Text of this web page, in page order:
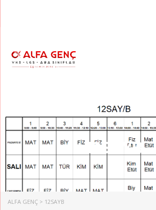
12SAYB
ALFA GENÇ > 12SAYB